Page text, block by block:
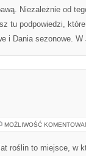
Niezależnie od
tu podpowiedzi,
i Dania sezonowe.
MOŻLIWOŚĆ
roślin to miejsce, w